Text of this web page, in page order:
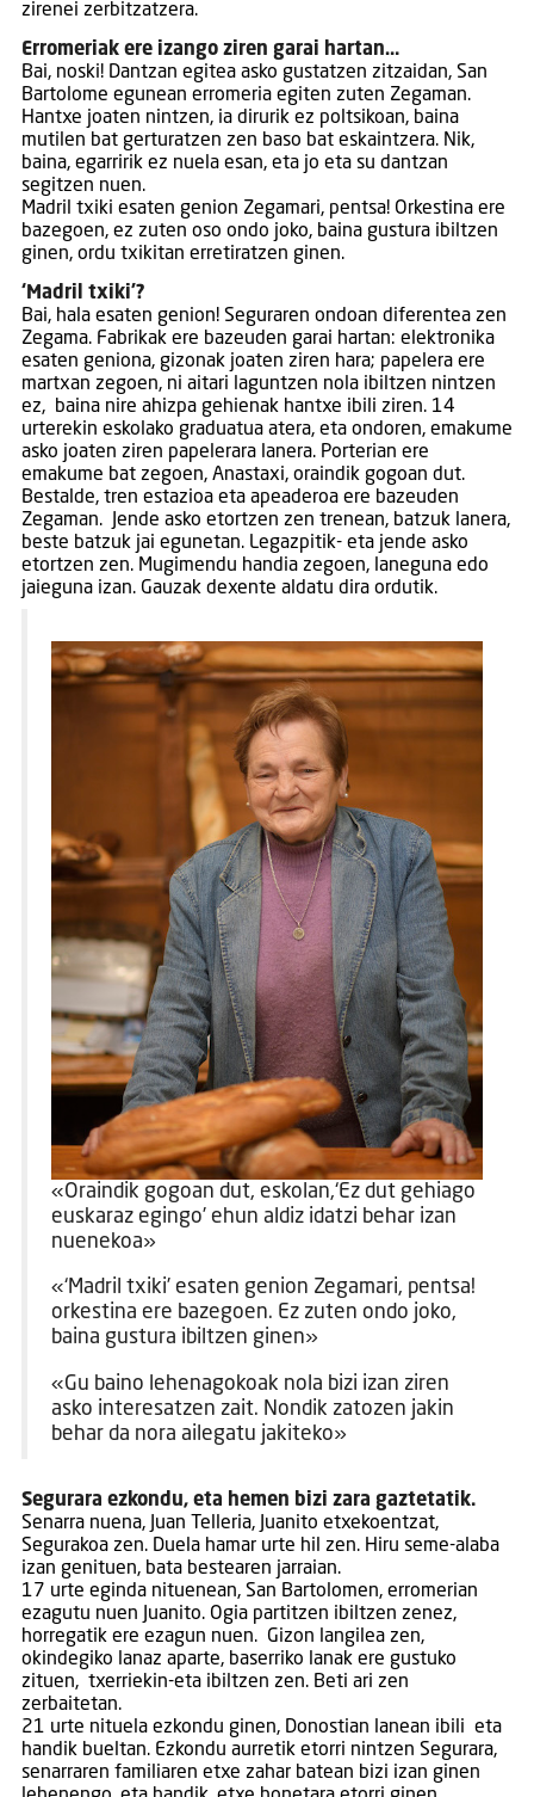
zirenei zerbitzatzera.
Erromeriak ere izango ziren garai hartan…
Bai, noski! Dantzan egitea asko gustatzen zitzaidan, San
Bartolome egunean erromeria egiten zuten Zegaman.
Hantxe joaten nintzen, ia dirurik ez poltsikoan, baina
mutilen bat gerturatzen zen baso bat eskaintzera. Nik,
baina, egarririk ez nuela esan, eta jo eta su dantzan
segitzen nuen.
Madril txiki esaten genion Zegamari, pentsa! Orkestina ere
bazegoen, ez zuten oso ondo joko, baina gustura ibiltzen
ginen, ordu txikitan erretiratzen ginen.
‘Madril txiki’?
Bai, hala esaten genion! Seguraren ondoan diferentea zen
Zegama. Fabrikak ere bazeuden garai hartan: elektronika
esaten geniona, gizonak joaten ziren hara; papelera ere
martxan zegoen, ni aitari laguntzen nola ibiltzen nintzen
ez, baina nire ahizpa gehienak hantxe ibili ziren. 14
urterekin eskolako graduatua atera, eta ondoren, emakume
asko joaten ziren papelerara lanera. Porterian ere
emakume bat zegoen, Anastaxi, oraindik gogoan dut.
Bestalde, tren estazioa eta apeaderoa ere bazeuden
Zegaman. Jende asko etortzen zen trenean, batzuk lanera,
beste batzuk jai egunetan. Legazpitik- eta jende asko
etortzen zen. Mugimendu handia zegoen, laneguna edo
jaieguna izan. Gauzak dexente aldatu dira ordutik.
«Oraindik gogoan dut, eskolan,‘Ez dut gehiago
euskaraz egingo’ ehun aldiz idatzi behar izan
nuenekoa»
«‘Madril txiki’ esaten genion Zegamari, pentsa!
orkestina ere bazegoen. Ez zuten ondo joko,
baina gustura ibiltzen ginen»
«Gu baino lehenagokoak nola bizi izan ziren
asko interesatzen zait. Nondik zatozen jakin
behar da nora ailegatu jakiteko»
Segurara ezkondu, eta hemen bizi zara gaztetatik.
Senarra nuena, Juan Telleria, Juanito etxekoentzat,
Segurakoa zen. Duela hamar urte hil zen. Hiru seme-alaba
izan genituen, bata bestearen jarraian.
17 urte eginda nituenean, San Bartolomen, erromerian
ezagutu nuen Juanito. Ogia partitzen ibiltzen zenez,
horregatik ere ezagun nuen. Gizon langilea zen,
okindegiko lanaz aparte, baserriko lanak ere gustuko
zituen, txerriekin-eta ibiltzen zen. Beti ari zen
zerbaitetan.
21 urte nituela ezkondu ginen, Donostian lanean ibili eta
handik bueltan. Ezkondu aurretik etorri nintzen Segurara,
senarraren familiaren etxe zahar batean bizi izan ginen